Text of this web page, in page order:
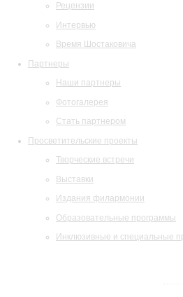
Рецензии
Интервью
Время Шостаковича
Партнеры
Наши партнеры
Фотогалерея
Стать партнером
Просветительские проекты
Творческие встречи
Выставки
Издания филармонии
Образовательные программы
Инклюзивные и специальные